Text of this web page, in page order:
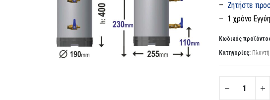
– Ζητήστε
– 1 χρόνο
Κωδικός
Κατηγορίες: